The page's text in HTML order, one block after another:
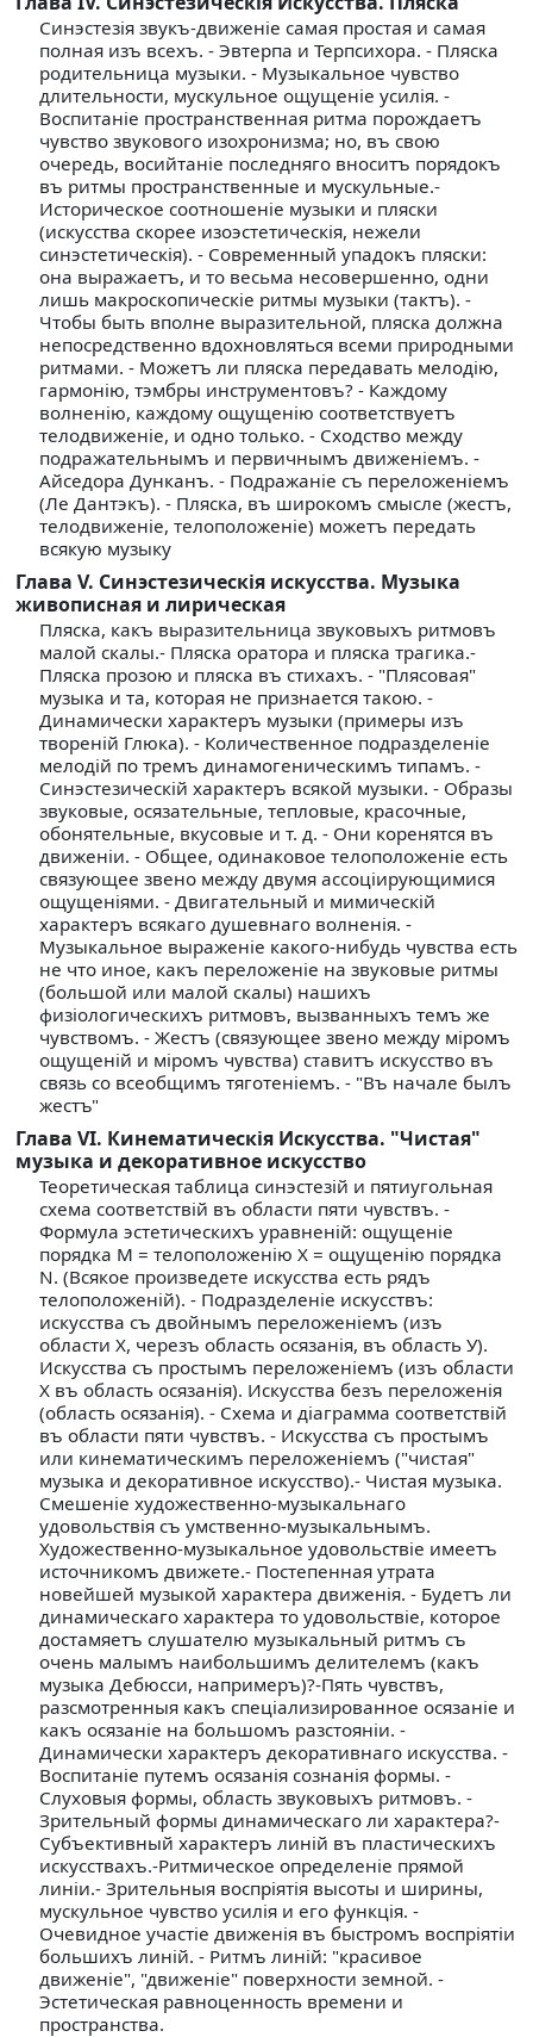
Синэстезiя звукъ-движенiе самая простая и самая
полная изъ всехъ. - Эвтерпа и Терпсихора. - Пляска
родительница музыки. - Музыкальное чувство
длительности, мускульное ощущенiе усилiя. -
Воспитанiе пространственная ритма порождаетъ
чувство звукового изохронизма; но, въ свою
очередь, восийтанiе последняго вноситъ порядокъ
въ ритмы пространственные и мускульные.-
Историческое соотношенiе музыки и пляски
(искусства скорее изоэстетическiя, нежели
синэстетическiя). - Современный упадокъ пляски:
она выражаетъ, и то весьма несовершенно, одни
лишь макроскопическiе ритмы музыки (тактъ). -
Чтобы быть вполне выразительной, пляска должна
непосредственно вдохновляться всеми природными
ритмами. - Можетъ ли пляска передавать мелодiю,
гармонiю, тэмбры инструментовъ? - Каждому
волненiю, каждому ощущенiю соответствуетъ
телодвиженiе, и одно только. - Сходство между
подражательнымъ и первичнымъ движенiемъ. -
Айседора Дунканъ. - Подражанiе съ переложенiемъ
(Ле Дантэкъ). - Пляска, въ широкомъ смысле (жестъ,
телодвиженiе, телоположенiе) можетъ передать
всякую музыку
Глава V. Синэстезическiя искусства. Музыка
живописная и лирическая
Пляска, какъ выразительница звуковыхъ ритмовъ
малой скалы.- Пляска оратора и пляска трагика.-
Пляска прозою и пляска въ стихахъ. - "Плясовая"
музыка и та, которая не признается такою. -
Динамически характеръ музыки (примеры изъ
творенiй Глюка). - Количественное подразделенiе
мелодiй по тремъ динамогеническимъ типамъ. -
Синэстезическiй характеръ всякой музыки. - Образы
звуковые, осязательные, тепловые, красочные,
обонятельные, вкусовые и т. д. - Они коренятся въ
движенiи. - Общее, одинаковое телоположенiе есть
связующее звено между двумя ассоцiирующимися
ощущенiями. - Двигательный и мимическiй
характеръ всякаго душевнаго волненiя. -
Музыкальное выраженiе какого-нибудь чувства есть
не что иное, какъ переложенiе на звуковые ритмы
(большой или малой скалы) нашихъ
физiологическихъ ритмовъ, вызванныхъ темъ же
чувствомъ. - Жестъ (связующее звено между мiромъ
ощущенiй и мiромъ чувства) ставитъ искусство въ
связь со всеобщимъ тяготенiемъ. - "Въ начале былъ
жестъ"
Глава VI. Кинематическiя Искусства. "Чистая"
музыка и декоративное искусство
Теоретическая таблица синэстезiй и пятиугольная
схема соответствiй въ области пяти чувствъ. -
Формула эстетическихъ уравненiй: ощущенiе
порядка М = телоположенiю X = ощущенiю порядка
N. (Всякое произведете искусства есть рядъ
телоположенiй). - Подразделенiе искусствъ:
искусства съ двойнымъ переложенiемъ (изъ
области X, черезъ область осязанiя, въ область У).
Искусства съ простымъ переложенiемъ (изъ области
X въ область осязанiя). Искусства безъ переложенiя
(область осязанiя). - Схема и дiаграмма соответствiй
въ области пяти чувствъ. - Искусства съ простымъ
или кинематическимъ переложенiемъ ("чистая"
музыка и декоративное искусство).- Чистая музыка.
Смешенiе художественно-музыкальнаго
удовольствiя съ умственно-музыкальнымъ.
Художественно-музыкальное удовольствiе имеетъ
источникомъ движете.- Постепенная утрата
новейшей музыкой характера движенiя. - Будетъ ли
динамическаго характера то удовольствiе, которое
достамяетъ слушателю музыкальный ритмъ съ
очень малымъ наибольшимъ делителемъ (какъ
музыка Дебюсси, напримеръ)?-Пять чувствъ,
разсмотренныя какъ спецiализированное осязанiе и
какъ осязанiе на большомъ разстоянiи. -
Динамически характеръ декоративнаго искусства. -
Воспитанiе путемъ осязанiя сознанiя формы. -
Слуховыя формы, область звуковыхъ ритмовъ. -
Зрительный формы динамическаго ли характера?-
Субъективный характеръ линiй въ пластическихъ
искусствахъ.-Ритмическое определенiе прямой
линiи.- Зрительныя воспрiятiя высоты и ширины,
мускульное чувство усилiя и его функцiя. -
Очевидное участiе движенiя въ быстромъ воспрiятiи
большихъ линiй. - Ритмъ линiй: "красивое
движенiе", "движенiе" поверхности земной. -
Эстетическая равноценность времени и
пространства.